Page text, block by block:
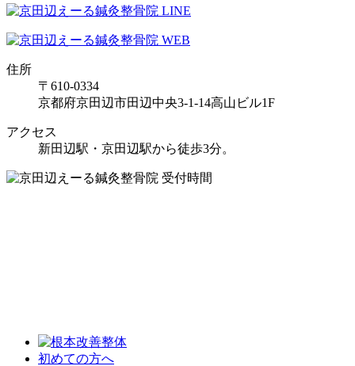
住所
〒610-0334
京都府京田辺市田辺中央3-1-14高山ビル1F
アクセス
新田辺駅・京田辺駅から徒歩3分。
初めての方へ